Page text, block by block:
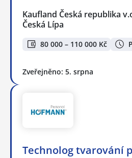
Kaufland Česká republika
Česká Lípa
80 000 – 110 000 Kč
Zveřejněno: 5. srpna
Technolog tvarování